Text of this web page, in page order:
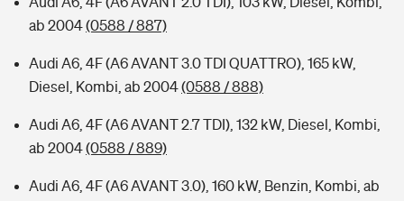
ab 2004(0588 / 887)
Audi A6, 4F (A6 AVANT 3.0 TDI QUATTRO), 165 kW,
Diesel, Kombi, ab 2004(0588 / 888)
Audi A6, 4F (A6 AVANT 2.7 TDI), 132 kW, Diesel, Kombi,
ab 2004(0588 / 889)
Audi A6, 4F (A6 AVANT 3.0), 160 kW, Benzin, Kombi, ab